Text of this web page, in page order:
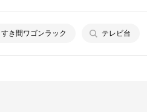
すき間ワゴンラック テレビ台